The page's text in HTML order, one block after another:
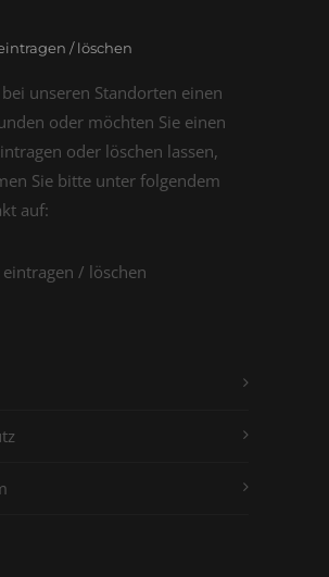
/ löschen
bei unseren Standorten einen
oder möchten Sie einen
oder löschen lassen,
Sie bitte unter folgendem
auf:
/ löschen